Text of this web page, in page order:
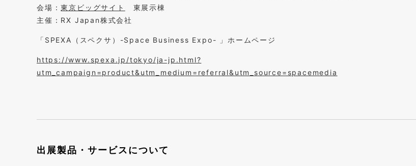
会場：東京ビッグサイト
東展示棟
主催：RX Japan株式会社
「SPEXA（スペクサ）-Space Business Expo- 」ホームページ
https://www.spexa.jp/tokyo/ja-jp.html?
utm_campaign=product&utm_medium=referral&utm_source=spacemedia
出展製品・サービスについて